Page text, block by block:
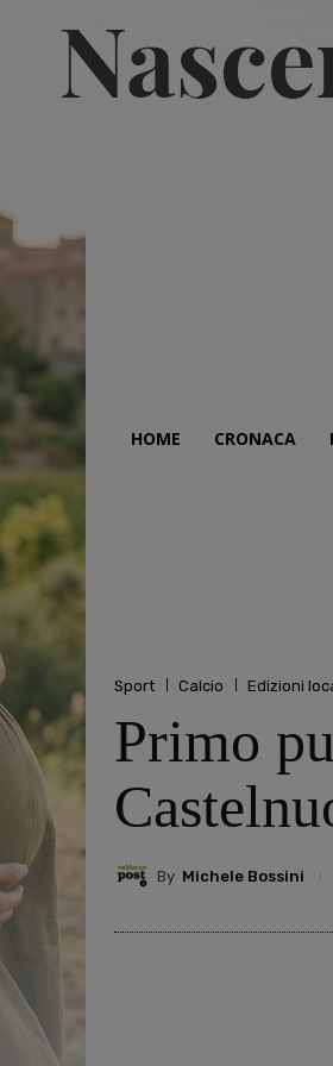
HOME CRONACA
Sport Calcio Edizioni
Primo
By Michele Bossini